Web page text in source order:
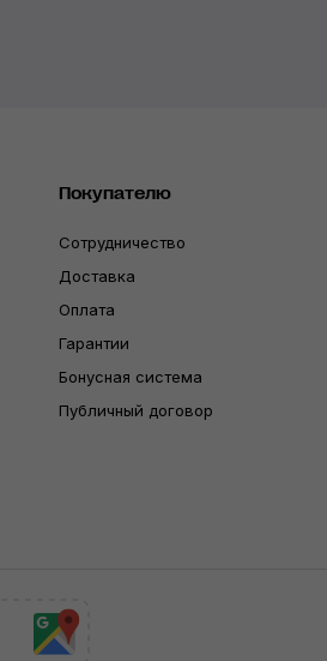
Покупателю
Сотрудничество
Доставка
Оплата
Гарантии
Бонусная система
Публичный договор